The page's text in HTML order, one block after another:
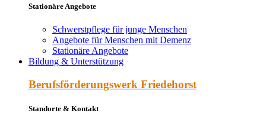
Stationäre Angebote
Schwerstpflege für junge Menschen
Angebote für Menschen mit Demenz
Stationäre Angebote
Bildung & Unterstützung
Berufs­förderungs­werk Friede­horst
Standorte & Kontakt